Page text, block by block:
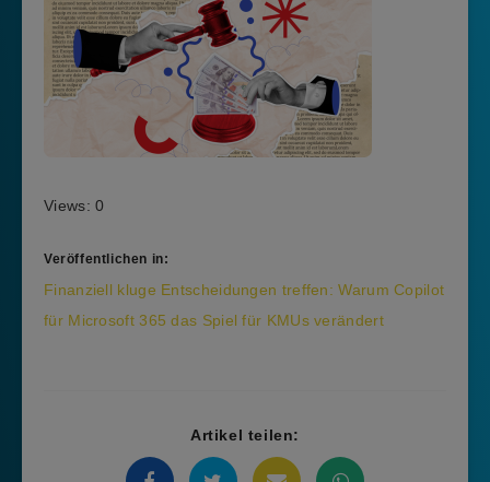
Views: 0
Veröffentlichen in:
Beitragsnavigation
Finanziell kluge Entscheidungen treffen: Warum Copilot
für Microsoft 365 das Spiel für KMUs verändert
Artikel teilen: